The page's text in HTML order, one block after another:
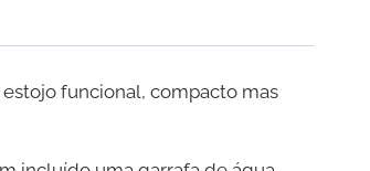
funcional, compacto mas